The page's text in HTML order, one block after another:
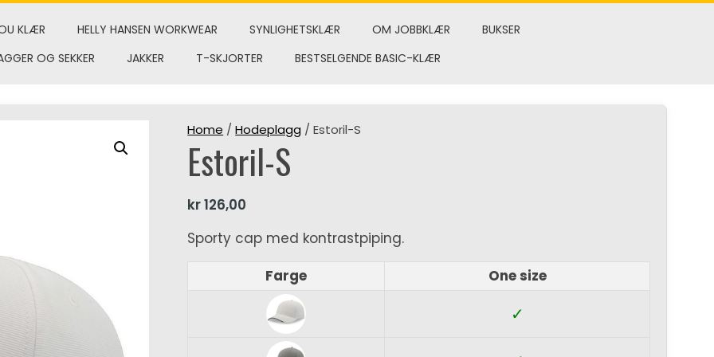
KLÆR HELLY HANSEN WORKWEAR SYNLIGHETSKLÆR OM JOBBKLÆR
BUKSER
OG SEKKER
JAKKER T-SKJORTER BESTSELGENDE BASIC-KLÆR
Home /Hodeplagg / Estoril-S
Estoril-S
kr126,00
Sporty cap med kontrastpiping.
Farge
One size
✓